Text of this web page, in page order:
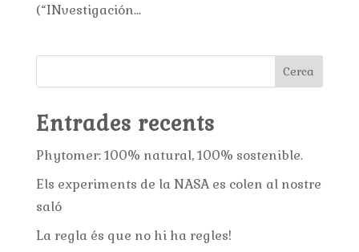
(“INvestigación...
Cerca
Entrades recents
Phytomer: 100% natural, 100% sostenible.
Els experiments de la NASA es colen al nostre
saló
La regla és que no hi ha regles!